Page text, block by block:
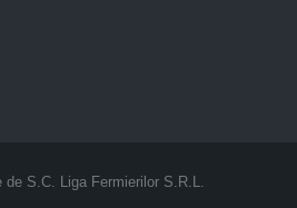
de S.C. Liga Fermierilor S.R.L.